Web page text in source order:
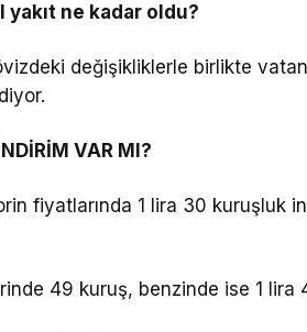
yakıt ne kadar oldu?
değişikliklerle birlikte
VAR MI?
fiyatlarında 1 lira 30 kuruşluk
49 kuruş, benzinde ise 1